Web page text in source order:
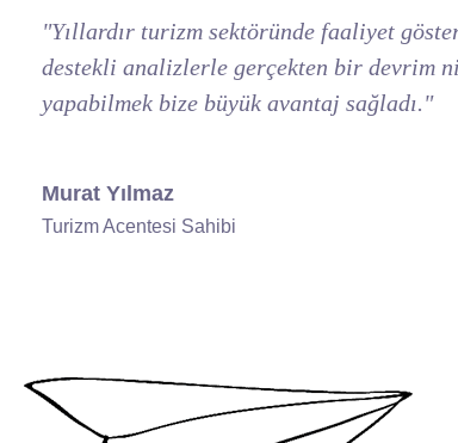
"BrokUp, otelimizin tüm operasyonel
otomatik yapılması, iş yükümüzü önemli
Otel Müdürü